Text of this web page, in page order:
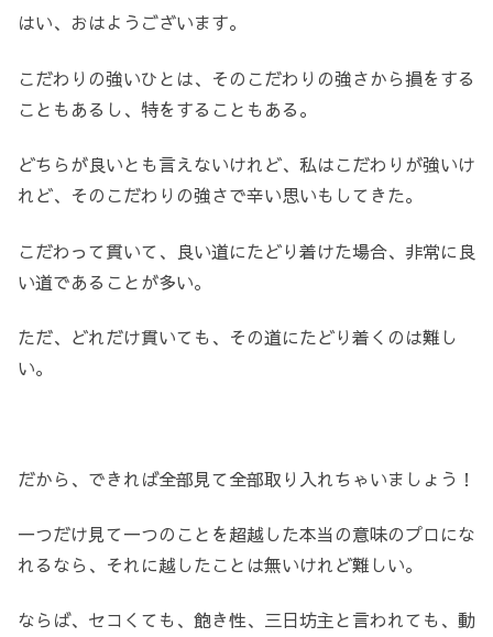
はい、おはようございます。
こだわりの強いひとは、そのこだわりの強さから損をする
こともあるし、特をすることもある。
どちらが良いとも言えないけれど、私はこだわりが強いけ
れど、そのこだわりの強さで辛い思いもしてきた。
こだわって貫いて、良い道にたどり着けた場合、非常に良
い道であることが多い。
ただ、どれだけ貫いても、その道にたどり着くのは難し
い。
だから、できれば全部見て全部取り入れちゃいましょう！
一つだけ見て一つのことを超越した本当の意味のプロにな
れるなら、それに越したことは無いけれど難しい。
ならば、セコくても、飽き性、三日坊主と言われても、動